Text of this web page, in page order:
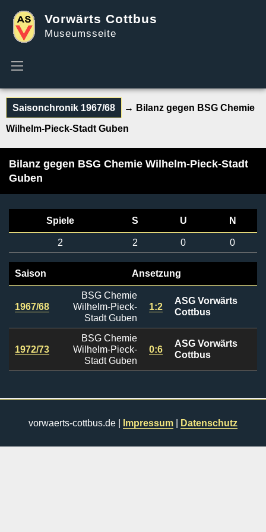
Vorwärts Cottbus
Museumsseite
Saisonchronik 1967/68 → Bilanz gegen BSG Chemie
Wilhelm-Pieck-Stadt Guben
Bilanz gegen BSG Chemie Wilhelm-Pieck-Stadt
Guben
Spiele S U N
2 2 0 0
Saison Ansetzung
1967/68
BSG Chemie
Wilhelm-Pieck-
Stadt Guben
1:2
ASG Vorwärts
Cottbus
1972/73
BSG Chemie
Wilhelm-Pieck-
Stadt Guben
0:6
ASG Vorwärts
Cottbus
vorwaerts-cottbus.de | Impressum Datenschutz